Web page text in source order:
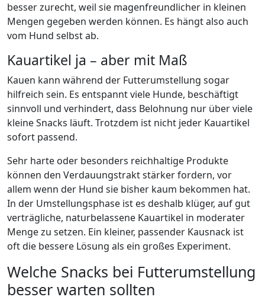
besser zurecht, weil sie magenfreundlicher in kleinen
Mengen gegeben werden können. Es hängt also auch
vom Hund selbst ab.
Kauartikel ja – aber mit Maß
Kauen kann während der Futterumstellung sogar
hilfreich sein. Es entspannt viele Hunde, beschäftigt
sinnvoll und verhindert, dass Belohnung nur über viele
kleine Snacks läuft. Trotzdem ist nicht jeder Kauartikel
sofort passend.
Sehr harte oder besonders reichhaltige Produkte
können den Verdauungstrakt stärker fordern, vor
allem wenn der Hund sie bisher kaum bekommen hat.
In der Umstellungsphase ist es deshalb klüger, auf gut
verträgliche, naturbelassene Kauartikel in moderater
Menge zu setzen. Ein kleiner, passender Kausnack ist
oft die bessere Lösung als ein großes Experiment.
Welche Snacks bei Futterumstellung
besser warten sollten